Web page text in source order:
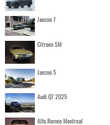
Jaecoo 7
Citroen SM
Jaecoo 5
Audi Q7 2025
Alfa Romeo Montreal